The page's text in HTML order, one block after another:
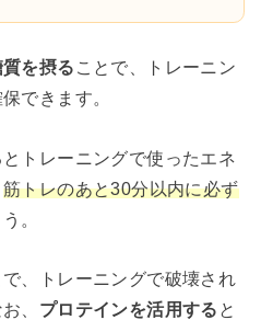
を摂る ことで、トレーニン
できます。
トレーニングで使ったエネ
筋トレのあと30分以内に必ず
。
、トレーニングで破壊され
、 プロテインを活用する と